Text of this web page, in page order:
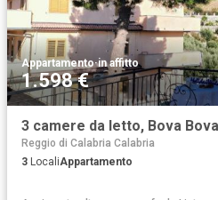
Appartamento·in affitto
1.598 €
3 camere da letto, Bova
Reggio di Calabria Calabria
3 LocaliAppartamento